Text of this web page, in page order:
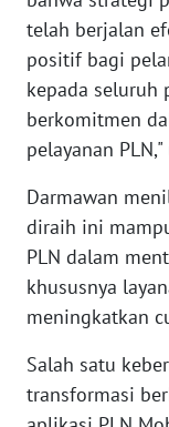
telah berjalan
positif bagi
kepada seluruh
berkomitmen
pelayanan
Darmawan
diraih ini
PLN dalam
khususnya
meningkatkan
Salah satu
transformasi
NUSANTARA
WN
JOGJA
WN
WN
BALI
WN
WN
KALTENG